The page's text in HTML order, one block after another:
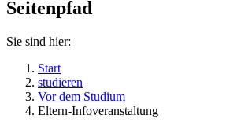
Seitenpfad
Sie sind hier:
Start
studieren
Vor dem Studium
Eltern-Infoveranstaltung